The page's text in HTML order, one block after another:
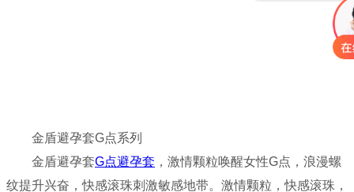
金盾避孕套G点系列
金盾避孕套G点避孕套 ，激情颗粒唤醒女性G点，浪漫螺
纹提升兴奋，快感滚珠刺激敏感地带。激情颗粒，快感滚珠，